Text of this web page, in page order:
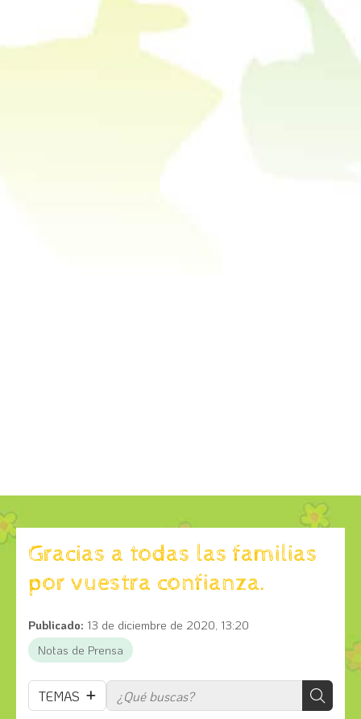
Gracias a todas las familias
por vuestra confianza.
Publicado: 13 de diciembre de 2020, 13:20
Notas de Prensa
TEMAS